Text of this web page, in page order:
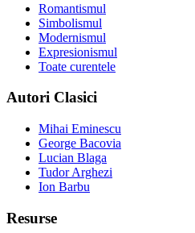
Romantismul
Simbolismul
Modernismul
Expresionismul
Toate curentele
Autori Clasici
Mihai Eminescu
George Bacovia
Lucian Blaga
Tudor Arghezi
Ion Barbu
Resurse